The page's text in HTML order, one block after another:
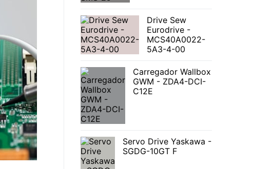
Drive Sew
Eurodrive -
MCS40A0022-
5A3-4-00
Carregador Wallbox
GWM - ZDA4-DCI-
C12E
Servo Drive Yaskawa -
SGDG-10GT F